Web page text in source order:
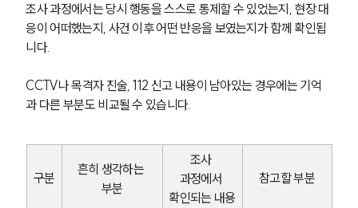
조사 과정에서는 당시 행동을 스스로 통제할 수 있었는지, 현장 대
응이 어떠했는지, 사건 이후 어떤 반응을 보였는지가 함께 확인됩
니다.
CCTV나 목격자 진술, 112 신고 내용이 남아있는 경우에는 기억
과 다른 부분도 비교될 수 있습니다.
구분
흔히 생각하는
부분
조사
과정에서
확인되는 내용
참고할 부분